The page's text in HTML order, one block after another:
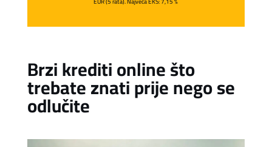
Brzi krediti online što
trebate znati prije nego se
odlučite